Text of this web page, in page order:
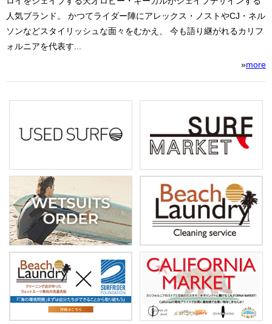
人気ブランド。 かつてライダー陣にアレックス・ノストやCJ・ネル
ソンなどスタイリッシュな面々をむかえ、 今も語り継がれるカリフ
ォルニアを代表す...
»more